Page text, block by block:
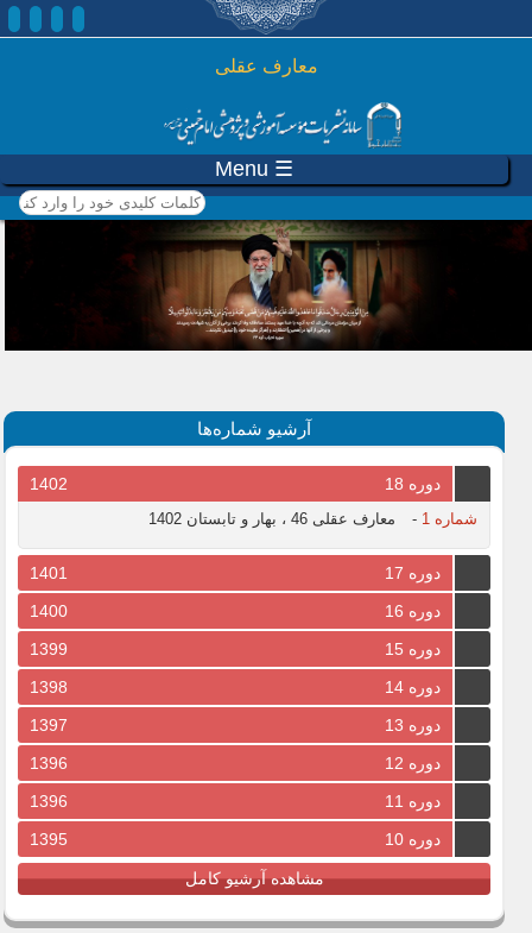
رفتن به محتوای اصلی
معارف عقلی
☰ Menu
کلمات کلیدی خود را وارد
کنید
آرشیو شماره‌ها
دوره 18 1402
شماره 1 - معارف عقلی 46 ، بهار و تابستان 1402
دوره 17
1401
دوره 16
1400
دوره 15
1399
دوره 14
1398
دوره 13
1397
دوره 12
1396
دوره 11
1396
دوره 10
1395
مشاهده آرشیو کامل